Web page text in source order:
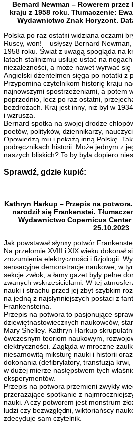
Bernard Newman – Rowerem
kraju z 1958 roku. Tłumaczenie:
Wydawnictwo Znak Horyzont.
Polska po raz ostatni widziana oczami
Ruscy, won! – usłyszy Bernard
1958 roku. Świat z uwagą spogląda na
latach stalinizmu usiłuje ustać na
niezależności, a może nawet wyrwać się
Angielski dżentelmen sięga po notatki z
Przypomina czytelnikom historię kraju
najnowszymi spostrzeżeniami, a potem
poprzednio, lecz po raz ostatni,
bezdrożach. Kraj jest inny, niż był w
i wzrusza.
Bernard spotka na swojej drodze
poetów, polityków, dziennikarzy,
Opowiedzą mu i pokażą inną Polskę.
podręcznikach historii. Może jednym z
naszych bliskich? To by była dopiero
Sprawdź, gdzie kupić:
Kathryn Harkup – Przepis na
narodził się Frankenstei.
Wydawnictwo Copernicus Center
25.10.2023
Jak powstawał słynny potwór
Na przełomie XVIII i XIX wieku dokonał
zrozumienia elektryczności i fizjologii.
sensacyjne demonstracje naukowe, w
sekcje zwłok, a łamy gazet były pełne
zwanych wskrzesicielami. W tej
nauki i strachu przed jej zbyt szybkim
na jedną z najsłynniejszych postaci z
Frankensteina.
Przepis na potwora to pasjonujące
dziewiętnastowiecznych naukowców,
Mary Shelley. Kathryn Harkup
ówczesnym teoriom naukowym,
elektryczności. Zagląda w mroczne
niesamowitą miksturę nauki i historii
dokonania (defibrylatory, transfuzja
w dużej mierze następstwem tych
eksperymentów.
Przepis na potwora przemieni zwykły
przerażające spotkanie z
nauki. A czy potworem jest monstrum
ludzi czy bezwzględni, wiktoriańscy
zdecyduje sam czytelnik.